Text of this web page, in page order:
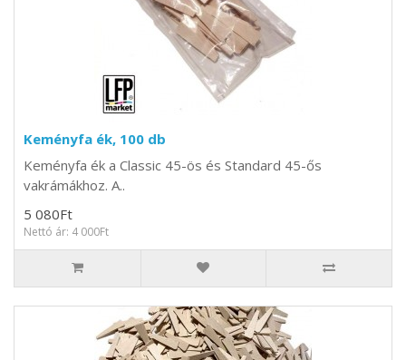
Keményfa ék, 100 db
Keményfa ék a Classic 45-ös és Standard 45-ős
vakrámákhoz. A..
5 080Ft
Nettó ár: 4 000Ft